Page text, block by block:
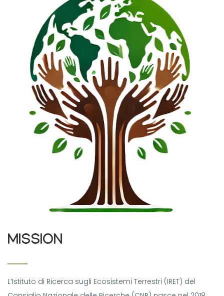
MISSION
L’Istituto di Ricerca sugli Ecosistemi Terrestri (IRET) del